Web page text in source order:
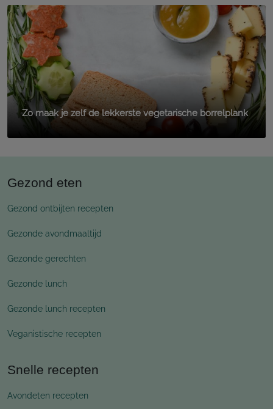
Zo maak je zelf de lekkerste vegetarische borrelplank
Gezond eten
Gezond ontbijten recepten
Gezonde avondmaaltijd
Gezonde gerechten
Gezonde lunch
Gezonde lunch recepten
Veganistische recepten
Snelle recepten
Avondeten recepten